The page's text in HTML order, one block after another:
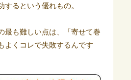
するという優れもの。
最も難しい点は、「寄せて巻
よくコレで失敗するんです